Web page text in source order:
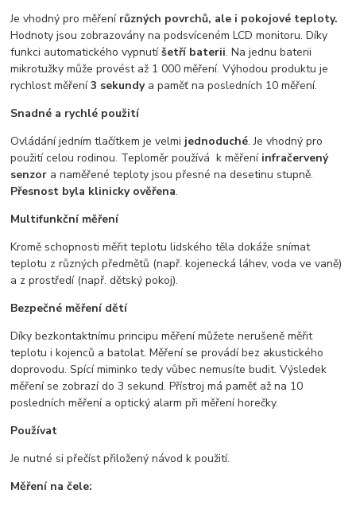
Je vhodný pro měření různých povrchů, ale i pokojové teploty.
Hodnoty jsou zobrazovány na podsvíceném LCD monitoru. Díky
funkci automatického vypnutíšetří baterii. Na jednu baterii
mikrotužky může provést až 1 000 měření. Výhodou produktu je
rychlost měření3 sekundya paměť na posledních 10 měření.
Snadné a rychlé použití
Ovládání jedním tlačítkem je velmi jednoduché. Je vhodný pro
použití celou rodinou. Teploměr používá k měření infračervený
senzor a naměřené teploty jsou přesné na desetinu stupně.
Přesnost byla klinicky ověřena.
Multifunkční měření
Kromě schopnosti měřit teplotu lidského těla dokáže snímat
teplotu z různých předmětů (např. kojenecká láhev, voda ve vaně)
a z prostředí (např. dětský pokoj).
Bezpečné měření dětí
Díky bezkontaktnímu principu měření můžete nerušeně měřit
teplotu i kojenců a batolat. Měření se provádí bez akustického
doprovodu. Spící miminko tedy vůbec nemusíte budit. Výsledek
měření se zobrazí do 3 sekund. Přístroj má paměť až na 10
posledních měření a optický alarm při měření horečky.
Používat
Je nutné si přečíst přiložený návod k použití.
Měření na čele: